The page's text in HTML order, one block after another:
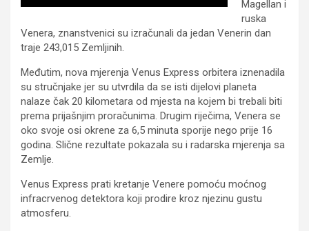
Magellan i
ruska
Venera, znanstvenici su izračunali da jedan Venerin dan
traje 243,015 Zemljinih.
Međutim, nova mjerenja Venus Express orbitera iznenadila
su stručnjake jer su utvrdila da se isti dijelovi planeta
nalaze čak 20 kilometara od mjesta na kojem bi trebali biti
prema prijašnjim proračunima. Drugim riječima, Venera se
oko svoje osi okrene za 6,5 minuta sporije nego prije 16
godina. Slične rezultate pokazala su i radarska mjerenja sa
Zemlje.
Venus Express prati kretanje Venere pomoću moćnog
infracrvenog detektora koji prodire kroz njezinu gustu
atmosferu.